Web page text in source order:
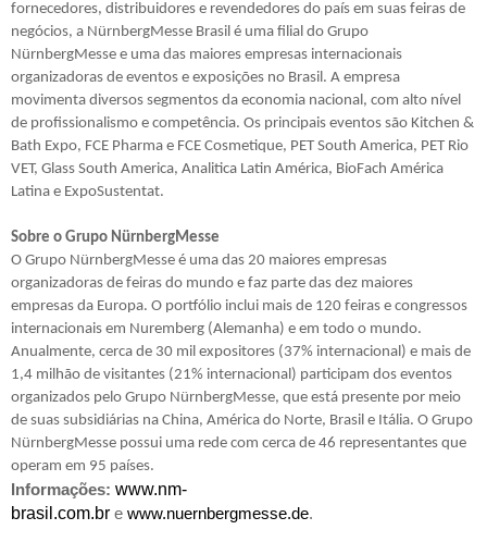
fornecedores, distribuidores e revendedores do país em suas feiras de
negócios, a NürnbergMesse Brasil é uma filial do Grupo
NürnbergMesse e uma das maiores empresas internacionais
organizadoras de eventos e exposições no Brasil. A empresa
movimenta diversos segmentos da economia nacional, com alto nível
de profissionalismo e competência. Os principais eventos são Kitchen &
Bath Expo, FCE Pharma e FCE Cosmetique, PET South America, PET Rio
VET, Glass South America, Analitica Latin América, BioFach América
Latina e ExpoSustentat.
Sobre o Grupo NürnbergMesse
O Grupo NürnbergMesse é uma das 20 maiores empresas
organizadoras de feiras do mundo e faz parte das dez maiores
empresas da Europa. O portfólio inclui mais de 120 feiras e congressos
internacionais em Nuremberg (Alemanha) e em todo o mundo.
Anualmente, cerca de 30 mil expositores (37% internacional) e mais de
1,4 milhão de visitantes (21% internacional) participam dos eventos
organizados pelo Grupo NürnbergMesse, que está presente por meio
de suas subsidiárias na China, América do Norte, Brasil e Itália. O Grupo
NürnbergMesse possui uma rede com cerca de 46 representantes que
operam em 95 países.
Informações: www.nm-
brasil.com.br e www.nuernbergmesse.de.